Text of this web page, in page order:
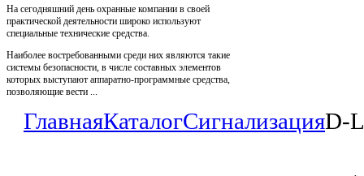
На сегодняшний день охранные компании в своей
практической деятельности широко используют
специальные технические средства.
Наиболее востребованными среди них являются такие
системы безопасности, в числе составных элементов
которых выступают аппаратно-программные средства,
позволяющие вести ...
ГлавнаяКаталогСигнализацияD-